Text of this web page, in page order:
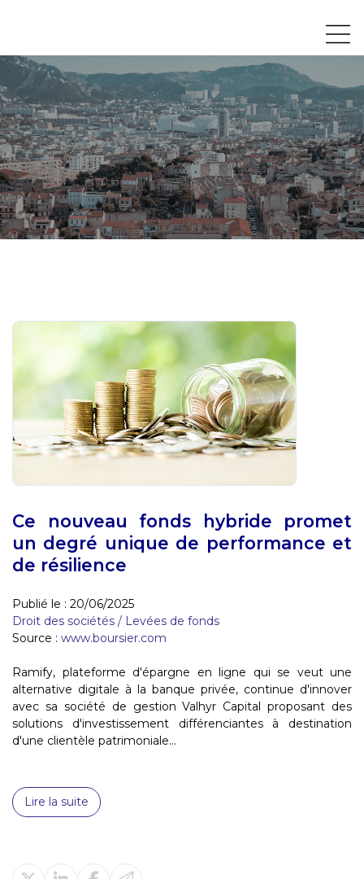
Ce nouveau fonds hybride promet
un degré unique de performance et
de résilience
Publié le : 20/06/2025
Droit des sociétés / Levées de fonds
Source : www.boursier.com
Ramify, plateforme d'épargne en ligne qui se veut une
alternative digitale à la banque privée, continue d'innover
avec sa société de gestion Valhyr Capital proposant des
solutions d'investissement différenciantes à destination
d'une clientèle patrimoniale...
Lire la suite